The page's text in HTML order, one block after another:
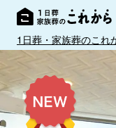
1日葬・家族葬のこれ